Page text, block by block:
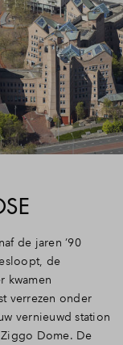
de jaren ’90
de
kwamen
verrezen onder
vernieuwd station
Dome. De